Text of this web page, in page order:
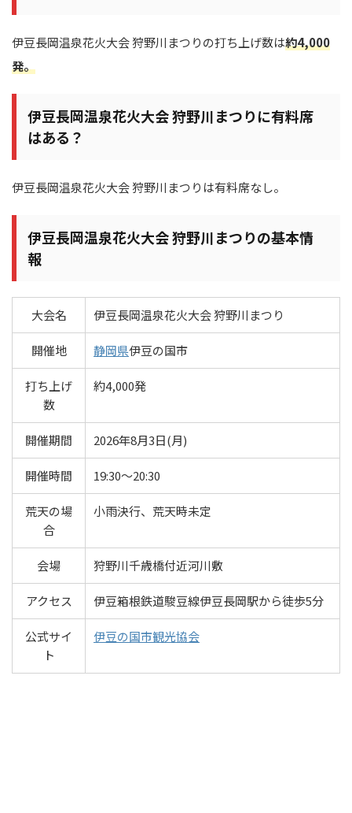
伊豆長岡温泉花火大会 狩野川まつりの打ち上げ数は約4,000
発。
伊豆長岡温泉花火大会 狩野川まつりに有料席
はある？
伊豆長岡温泉花火大会 狩野川まつりは有料席なし。
伊豆長岡温泉花火大会 狩野川まつりの基本情
報
大会名 伊豆長岡温泉花火大会 狩野川まつり
開催地 静岡県伊豆の国市
打ち上げ
数
約4,000発
開催期間 2026年8月3日(月)
開催時間 19:30～20:30
荒天の場
合
小雨決行、荒天時未定
会場 狩野川千歳橋付近河川敷
アクセス 伊豆箱根鉄道駿豆線伊豆長岡駅から徒歩5分
公式サイ
ト
伊豆の国市観光協会